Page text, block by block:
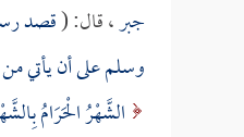
جبر، قال: (قصد
وسلم على أن يأتي
الشَّهْرُ الْحَرَامُ